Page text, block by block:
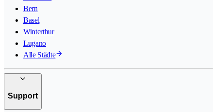
Bern
Basel
Winterthur
Lugano
Alle Städte
Support